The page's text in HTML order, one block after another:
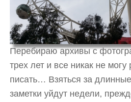
Перебираю архивы с
трех лет и все никак не
писать… Взяться за
заметки уйдут недели,